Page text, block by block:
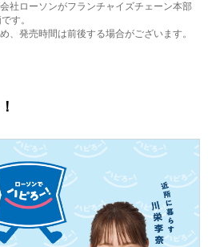
社ローソンがフランチャイズチェーン本部
す。
発売時間は前後する場合がございます。